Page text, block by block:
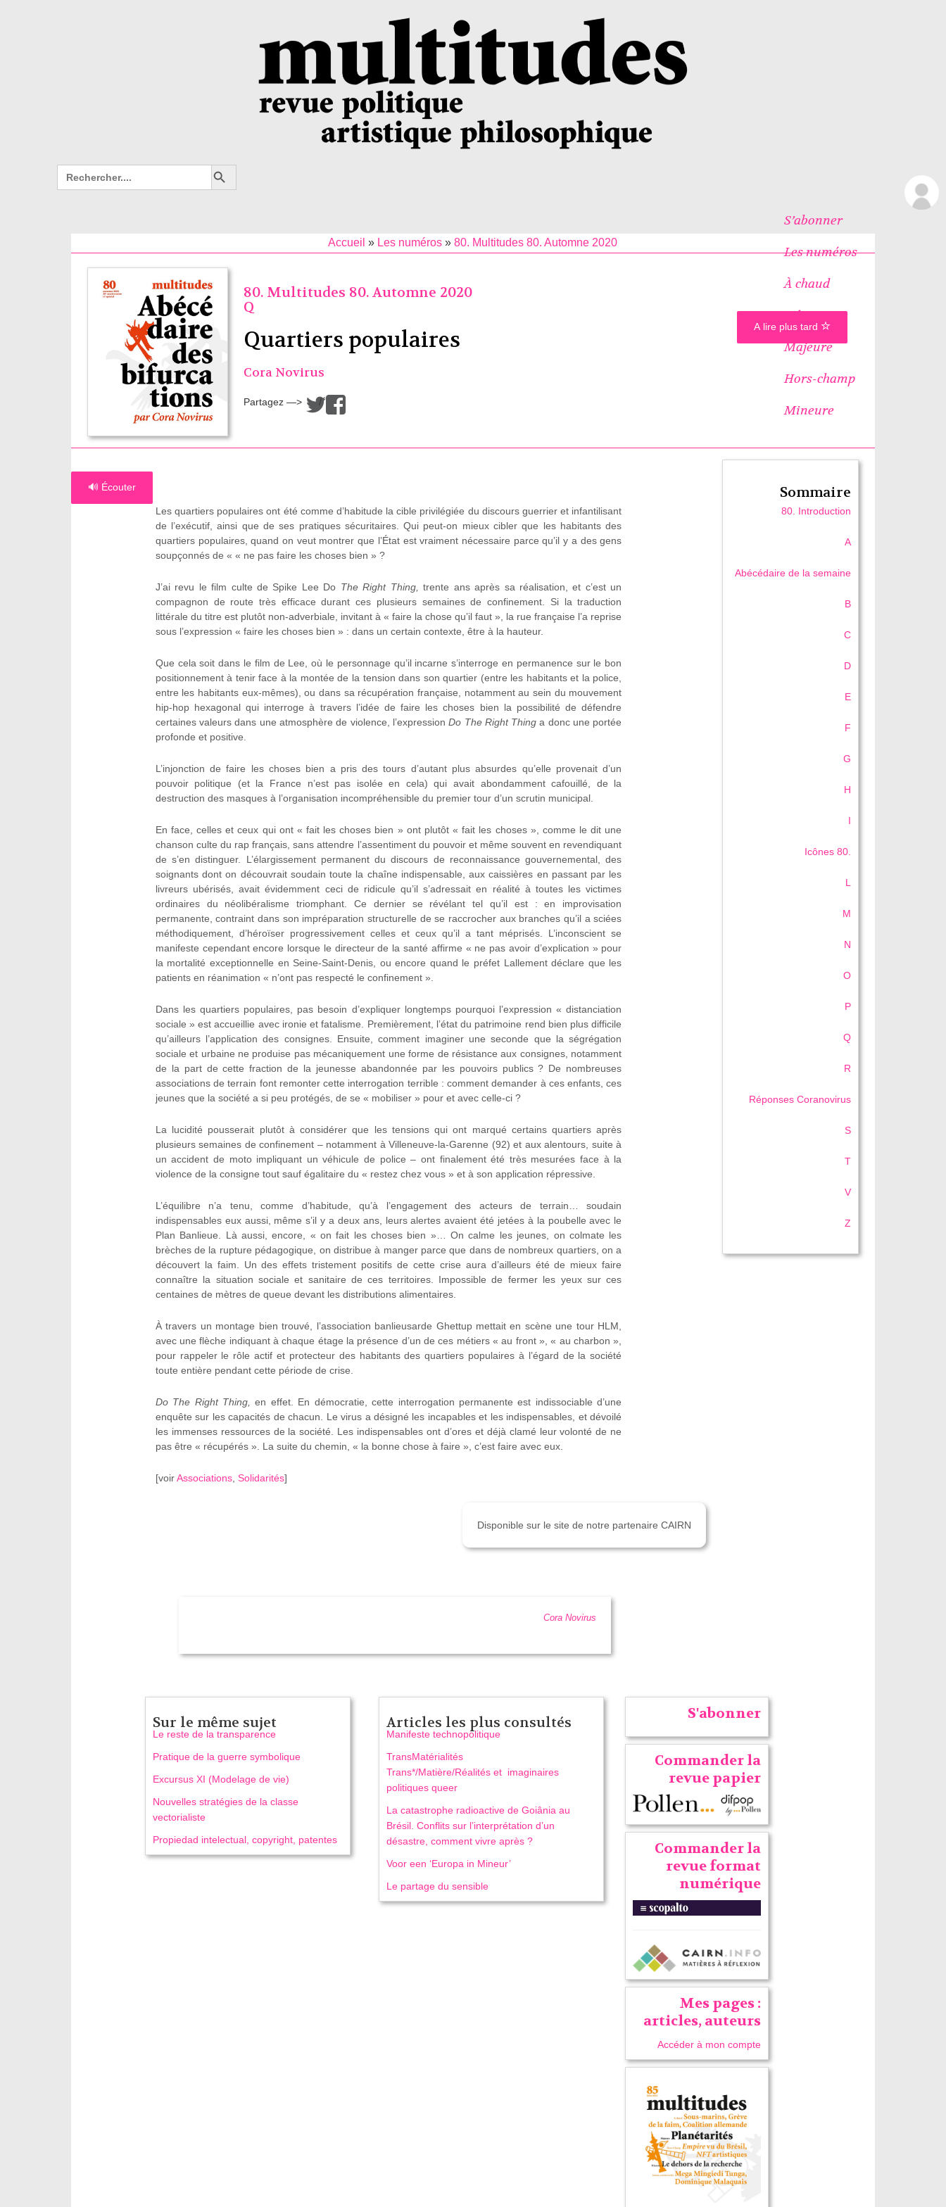
Search
for:
Search Button
S’abonner
Les numéros
À chaud
Icônes
Majeure
Hors-champ
Mineure
Accueil » Les numéros »80. Multitudes 80. Automne 2020
80. Multitudes 80. Automne 2020
Q
Quartiers populaires
Cora Novirus
Partagez —> /
🔊 Écouter
Les quartiers populaires ont été comme d’habitude la cible privilégiée du discours guerrier et infantilisant
de l’exécutif, ainsi que de ses pratiques sécuritaires. Qui peut-on mieux cibler que les habitants des
quartiers populaires, quand on veut montrer que l’État est vraiment nécessaire parce qu’il y a des gens
soupçonnés de « « ne pas faire les choses bien » ?
J’ai revu le film culte de Spike Lee Do The Right Thing,
trente ans après sa réalisation, et c’est un
compagnon de route très efficace durant ces plusieurs semaines de confinement. Si la traduction
littérale du titre est plutôt non-adverbiale, invitant à « faire la chose qu’il faut », la rue française l’a reprise
sous l’expression « faire les choses bien » : dans un certain contexte, être à la hauteur.
Que cela soit dans le film de Lee, où le personnage qu’il incarne s’interroge en permanence sur le bon
positionnement à tenir face à la montée de la tension dans son quartier (entre les habitants et la police,
entre les habitants eux-mêmes), ou dans sa récupération française, notamment au sein du mouvement
hip-hop hexagonal qui interroge à travers l’idée de faire les choses bien la possibilité de défendre
certaines valeurs dans une atmosphère de violence, l’expressionDo The Right Thing a donc une portée
profonde et positive.
L’injonction de faire les choses bien a pris des tours d’autant plus absurdes qu’elle provenait d’un
pouvoir politique (et la France n’est pas isolée en cela) qui avait abondamment cafouillé, de la
destruction des masques à l’organisation incompréhensible du premier tour d’un scrutin municipal.
En face, celles et ceux qui ont « fait les choses bien » ont plutôt « fait les choses », comme le dit une
chanson culte du rap français, sans attendre l’assentiment du pouvoir et même souvent en revendiquant
de s’en distinguer. L’élargissement permanent du discours de reconnaissance gouvernemental, des
soignants dont on découvrait soudain toute la chaîne indispensable, aux caissières en passant par les
livreurs ubérisés, avait évidemment ceci de ridicule qu’il s’adressait en réalité à toutes les victimes
ordinaires du néolibéralisme triomphant. Ce dernier se révélant tel qu’il est : en improvisation
permanente, contraint dans son impréparation structurelle de se raccrocher aux branches qu’il a sciées
méthodiquement, d’héroïser progressivement celles et ceux qu’il a tant méprisés. L’inconscient se
manifeste cependant encore lorsque le directeur de la santé affirme « ne pas avoir d’explication » pour
la mortalité exceptionnelle en Seine-Saint-Denis, ou encore quand le préfet Lallement déclare que les
patients en réanimation « n’ont pas respecté le confinement ».
Dans les quartiers populaires, pas besoin d’expliquer longtemps pourquoi l’expression « distanciation
sociale » est accueillie avec ironie et fatalisme. Premièrement, l’état du patrimoine rend bien plus difficile
qu’ailleurs l’application des consignes. Ensuite, comment imaginer une seconde que la ségrégation
sociale et urbaine ne produise pas mécaniquement une forme de résistance aux consignes, notamment
de la part de cette fraction de la jeunesse abandonnée par les pouvoirs publics ? De nombreuses
associations de terrain font remonter cette interrogation terrible : comment demander à ces enfants, ces
jeunes que la société a si peu protégés, de se « mobiliser » pour et avec celle-ci ?
La lucidité pousserait plutôt à considérer que les tensions qui ont marqué certains quartiers après
plusieurs semaines de confinement – notamment à Villeneuve-la-Garenne (92) et aux alentours, suite à
un accident de moto impliquant un véhicule de police – ont finalement été très mesurées face à la
violence de la consigne tout sauf égalitaire du « restez chez vous » et à son application répressive.
L’équilibre n’a tenu, comme d’habitude, qu’à l’engagement des acteurs de terrain… soudain
indispensables eux aussi, même s’il y a deux ans, leurs alertes avaient été jetées à la poubelle avec le
Plan Banlieue. Là aussi, encore, « on fait les choses bien »… On calme les jeunes, on colmate les
brèches de la rupture pédagogique, on distribue à manger parce que dans de nombreux quartiers, on a
découvert la faim. Un des effets tristement positifs de cette crise aura d’ailleurs été de mieux faire
connaître la situation sociale et sanitaire de ces territoires. Impossible de fermer les yeux sur ces
centaines de mètres de queue devant les distributions alimentaires.
À travers un montage bien trouvé, l’association banlieusarde Ghettup mettait en scène une tour HLM,
avec une flèche indiquant à chaque étage la présence d’un de ces métiers « au front », « au charbon »,
pour rappeler le rôle actif et protecteur des habitants des quartiers populaires à l’égard de la société
toute entière pendant cette période de crise.
Do The Right Thing,
en effet. En démocratie, cette interrogation permanente est indissociable d’une
enquête sur les capacités de chacun. Le virus a désigné les incapables et les indispensables, et dévoilé
les immenses ressources de la société. Les indispensables ont d’ores et déjà clamé leur volonté de ne
pas être « récupérés ». La suite du chemin, « la bonne chose à faire », c’est faire avec eux.
[voir Associations, Solidarités]
A lire plus tard
Disponible sur le site de notre partenaire CAIRN
Cora Novirus
Sommaire
80. Introduction
A
Abécédaire de la semaine
B
C
D
E
F
G
H
I
Icônes 80.
L
M
N
O
P
Q
R
Réponses Coranovirus
S
T
V
Z
Sur le même sujet
Le reste de la transparence
Pratique de la guerre symbolique
Excursus XI (Modelage de vie)
Nouvelles stratégies de la classe
vectorialiste
Propiedad intelectual, copyright, patentes
Articles les plus consultés
Manifeste technopolitique
TransMatérialités
Trans*/Matière/Réalités et imaginaires
politiques queer
La catastrophe radioactive de Goiânia au
Brésil. Conflits sur l’interprétation d’un
désastre, comment vivre après ?
Voor een ‘Europa in Mineur’
Le partage du sensible
S'abonner
Commander la
revue papier
Commander la
revue format
numérique
Mes pages :
articles, auteurs
Accéder à mon compte